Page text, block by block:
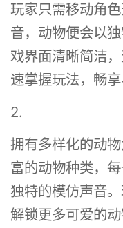
玩家只需移动角
音，动物便会以
戏界面清晰简洁
速掌握玩法，畅享
2.
拥有多样化的动
富的动物种类，
独特的模仿声音
解锁更多可爱的